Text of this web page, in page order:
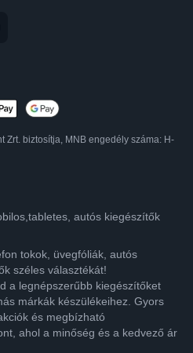
Zrt. biztosítja, MNB engedély száma: H-
autós kiegészítők
tokok, üvegfóliák, autós
széles választékát!
a legnépszerűbb kiegészítőket
márkák készülékeihez. Gyors
és megbízható
ahol a minőség és a kedvező ár